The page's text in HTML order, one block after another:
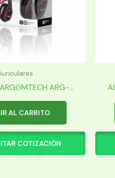
ARG-...
AL CARRITO
COTIZACIÓN